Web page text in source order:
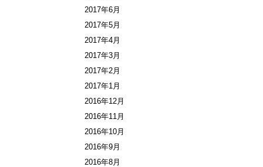
2017年6月
2017年5月
2017年4月
2017年3月
2017年2月
2017年1月
2016年12月
2016年11月
2016年10月
2016年9月
2016年8月